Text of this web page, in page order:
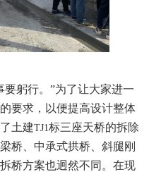
躬行。”为了让大家进一
要求，以便提高设计整体
土建TJ1标三座天桥的拆除
桥、中承式拱桥、斜腿刚
桥方案也迥然不同。在现